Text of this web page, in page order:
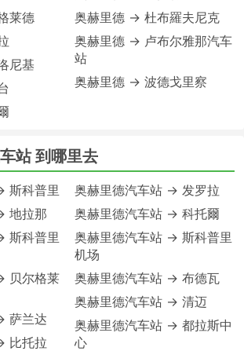
莱德
尼基
奥赫里德 → 杜布羅夫尼克
奥赫里德 → 卢布尔雅那汽车
站
奥赫里德 → 波德戈里察
站 到哪里去
斯科普里
地拉那
斯科普里
贝尔格莱
萨兰达
比托拉
奥赫里德汽车站 → 发罗拉
奥赫里德汽车站 → 科托爾
奥赫里德汽车站 → 斯科普里
机场
奥赫里德汽车站 → 布德瓦
奥赫里德汽车站 → 清迈
奥赫里德汽车站 → 都拉斯中
心